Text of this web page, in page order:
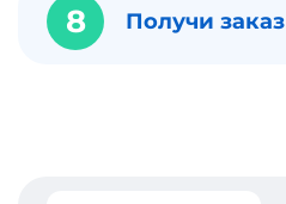
8 Получи заказ